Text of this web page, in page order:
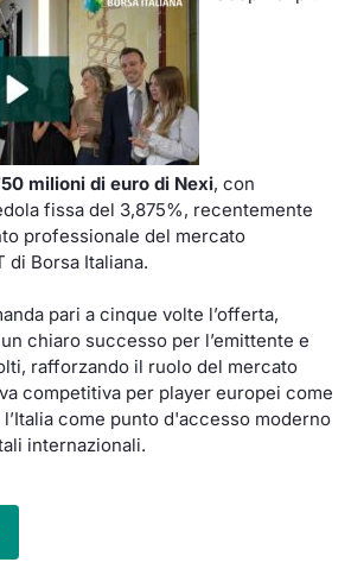
milioni di euro di Nexi, con
fissa del 3,875%, recentemente
professionale del mercato
di Borsa Italiana.
pari a cinque volte l’offerta,
chiaro successo per l’emittente e
rafforzando il ruolo del mercato
competitiva per player europei come
come punto d'accesso moderno
internazionali.